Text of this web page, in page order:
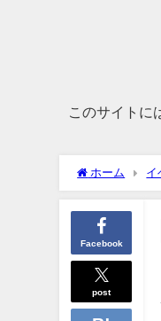
このサイトに
ホーム イ
Facebook
post